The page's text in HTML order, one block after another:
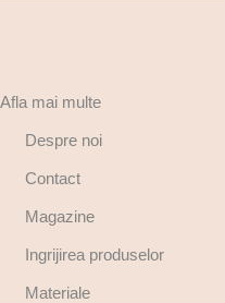
Afla mai multe
Despre noi
Contact
Magazine
Ingrijirea produselor
Materiale